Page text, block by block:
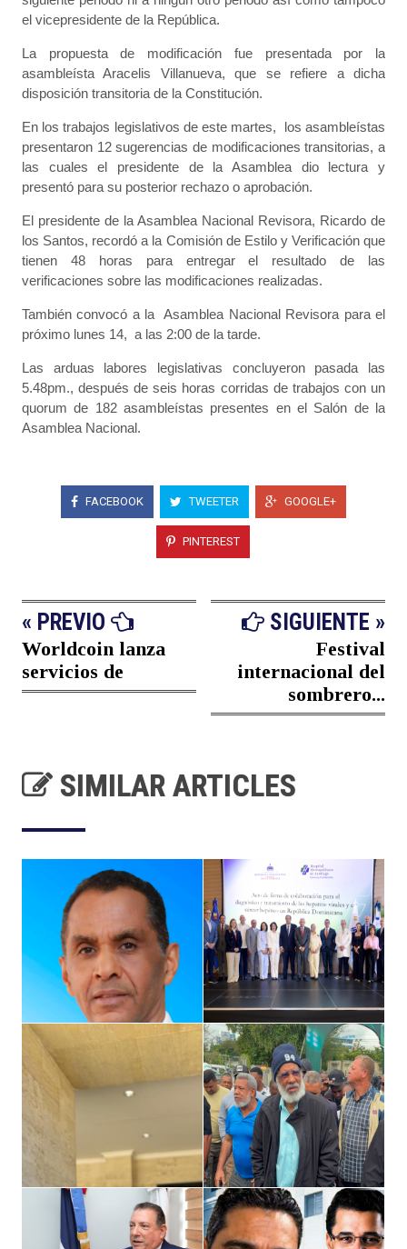
el vicepresidente de la República.
La propuesta de modificación fue presentada por la
asambleísta Aracelis Villanueva, que se refiere a dicha
disposición transitoria de la Constitución.
En los trabajos legislativos de este martes, los asambleístas
presentaron 12 sugerencias de modificaciones transitorias, a
las cuales el presidente de la Asamblea dio lectura y
presentó para su posterior rechazo o aprobación.
El presidente de la Asamblea Nacional Revisora, Ricardo de
los Santos, recordó a la Comisión de Estilo y Verificación que
tienen 48 horas para entregar el resultado de las
verificaciones sobre las modificaciones realizadas.
También convocó a la Asamblea Nacional Revisora para el
próximo lunes 14, a las 2:00 de la tarde.
Las arduas labores legislativas concluyeron pasada las
5.48pm., después de seis horas corridas de trabajos con un
quorum de 182 asambleístas presentes en el Salón de la
Asamblea Nacional.
FACEBOOK TWEETER GOOGLE+
PINTEREST
« PREVIO
Worldcoin lanza
servicios de
SIGUIENTE »
Festival
internacional del
sombrero...
SIMILAR ARTICLES